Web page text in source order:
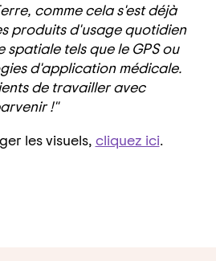
comme cela s'est déjà
produits d'usage quotidien
spatiale tels que le GPS ou
d'application médicale.
de travailler avec
!"
les visuels, cliquez ici.